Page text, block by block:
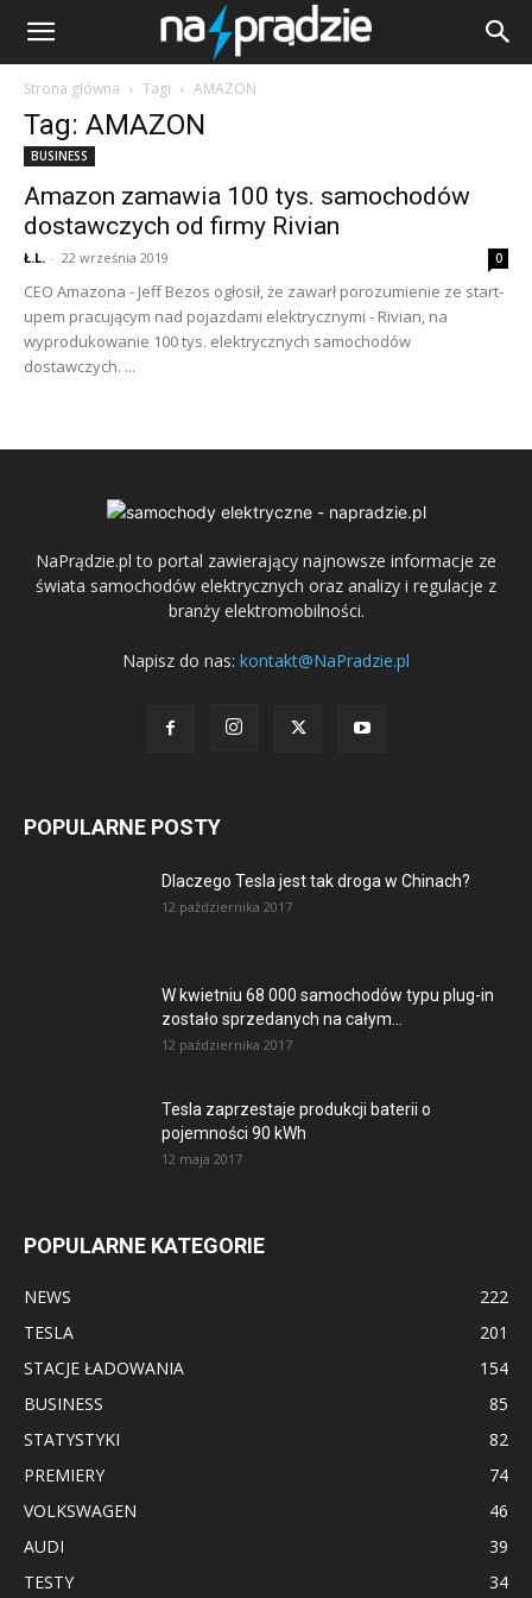
Strona główna Tagi AMAZON
Tag: AMAZON
BUSINESS
Amazon zamawia 100 tys. samochodów
dostawczych od firmy Rivian
Ł.L. - 22 września 2019 0
CEO Amazona - Jeff Bezos ogłosił, że zawarł porozumienie ze start-
upem pracującym nad pojazdami elektrycznymi - Rivian, na
wyprodukowanie 100 tys. elektrycznych samochodów
dostawczych. ...
NaPrądzie.pl to portal zawierający najnowsze informacje ze
świata samochodów elektrycznych oraz analizy i regulacje z
branży elektromobilności.
Napisz do nas: kontakt@NaPradzie.pl
POPULARNE POSTY
Dlaczego Tesla jest tak droga w Chinach?
12 października 2017
W kwietniu 68 000 samochodów typu plug-in
zostało sprzedanych na całym...
12 października 2017
Tesla zaprzestaje produkcji baterii o
pojemności 90 kWh
12 maja 2017
POPULARNE KATEGORIE
NEWS
222
TESLA
201
STACJE ŁADOWANIA
154
BUSINESS
85
STATYSTYKI
82
PREMIERY
74
VOLKSWAGEN
46
AUDI
39
TESTY
34